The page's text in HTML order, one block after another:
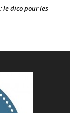
le dico pour les